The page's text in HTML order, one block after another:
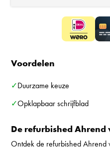
Voordelen
✓Duurzame keuze
✓Opklapbaar schrijfblad
De refurbished Ahrend
Ontdek de refurbished Ahrend